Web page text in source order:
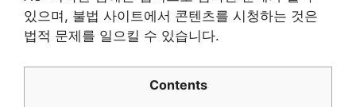
있으며, 불법 사이트에서 콘텐츠를 시청하는 것은
법적 문제를 일으킬 수 있습니다.
Contents